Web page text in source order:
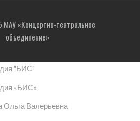
«Концертно-театральное
объединение»
"БИС"
«БИС»
Ольга Валерьевна